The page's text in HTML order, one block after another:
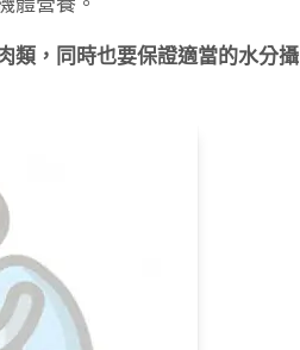
類，同時也要保證適當的水分攝